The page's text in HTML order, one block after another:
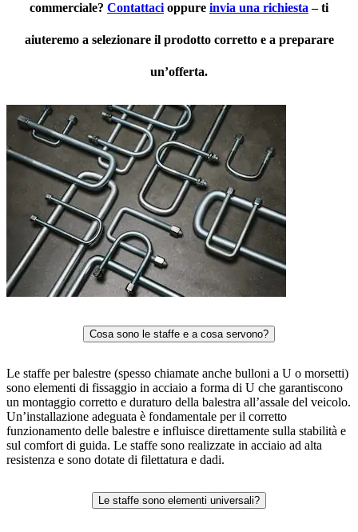
commerciale? Contattaci oppure invia una richiesta – ti
aiuteremo a selezionare il prodotto corretto e a preparare
un’offerta.
Cosa sono le staffe e a cosa servono?
Le staffe per balestre (spesso chiamate anche bulloni a U o morsetti)
sono elementi di fissaggio in acciaio a forma di U che garantiscono
un montaggio corretto e duraturo della balestra all’assale del veicolo.
Un’installazione adeguata è fondamentale per il corretto
funzionamento delle balestre e influisce direttamente sulla stabilità e
sul comfort di guida. Le staffe sono realizzate in acciaio ad alta
resistenza e sono dotate di filettatura e dadi.
Le staffe sono elementi universali?